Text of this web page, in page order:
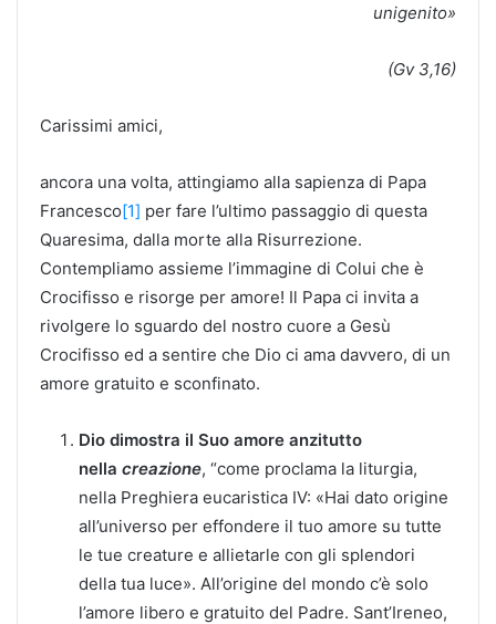
unigenito»
(Gv 3,16)
Carissimi amici,
ancora una volta, attingiamo alla sapienza di Papa
Francesco[1] per fare l’ultimo passaggio di questa
Quaresima, dalla morte alla Risurrezione.
Contempliamo assieme l’immagine di Colui che è
Crocifisso e risorge per amore! Il Papa ci invita a
rivolgere lo sguardo del nostro cuore a Gesù
Crocifisso ed a sentire che Dio ci ama davvero, di un
amore gratuito e sconfinato.
Dio dimostra il Suo amore anzitutto
nella creazione, “come proclama la liturgia,
nella Preghiera eucaristica IV: «Hai dato origine
all’universo per effondere il tuo amore su tutte
le tue creature e allietarle con gli splendori
della tua luce». All’origine del mondo c’è solo
l’amore libero e gratuito del Padre. Sant’Ireneo,